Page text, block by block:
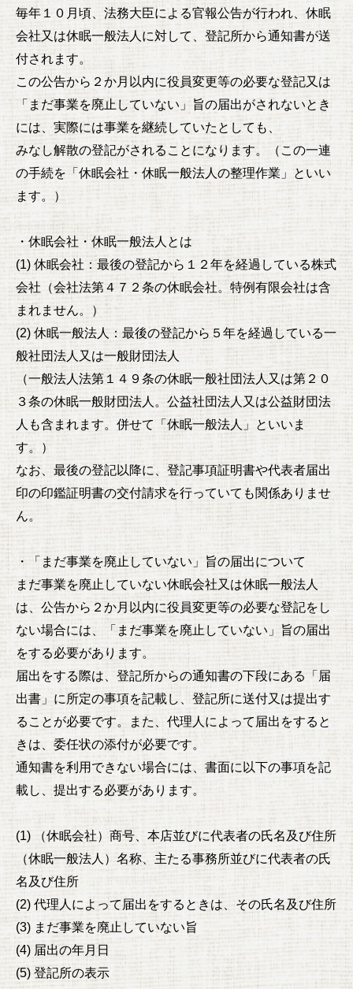
毎年１０月頃、法務大臣による官報公告が行われ、休眠
会社又は休眠一般法人に対して、登記所から通知書が送
付されます。
この公告から２か月以内に役員変更等の必要な登記又は
「まだ事業を廃止していない」旨の届出がされないとき
には、実際には事業を継続していたとしても、
みなし解散の登記がされることになります。（この一連
の手続を「休眠会社・休眠一般法人の整理作業」といい
ます。）
・休眠会社・休眠一般法人とは
(1) 休眠会社：最後の登記から１２年を経過している株式
会社（会社法第４７２条の休眠会社。特例有限会社は含
まれません。）
(2) 休眠一般法人：最後の登記から５年を経過している一
般社団法人又は一般財団法人
（一般法人法第１４９条の休眠一般社団法人又は第２０
３条の休眠一般財団法人。公益社団法人又は公益財団法
人も含まれます。併せて「休眠一般法人」といいま
す。）
なお、最後の登記以降に、登記事項証明書や代表者届出
印の印鑑証明書の交付請求を行っていても関係ありませ
ん。
・「まだ事業を廃止していない」旨の届出について
まだ事業を廃止していない休眠会社又は休眠一般法人
は、公告から２か月以内に役員変更等の必要な登記をし
ない場合には、「まだ事業を廃止していない」旨の届出
をする必要があります。
届出をする際は、登記所からの通知書の下段にある「届
出書」に所定の事項を記載し、登記所に送付又は提出す
ることが必要です。また、代理人によって届出をすると
きは、委任状の添付が必要です。
通知書を利用できない場合には、書面に以下の事項を記
載し、提出する必要があります。
(1) （休眠会社）商号、本店並びに代表者の氏名及び住所
（休眠一般法人）名称、主たる事務所並びに代表者の氏
名及び住所
(2) 代理人によって届出をするときは、その氏名及び住所
(3) まだ事業を廃止していない旨
(4) 届出の年月日
(5) 登記所の表示